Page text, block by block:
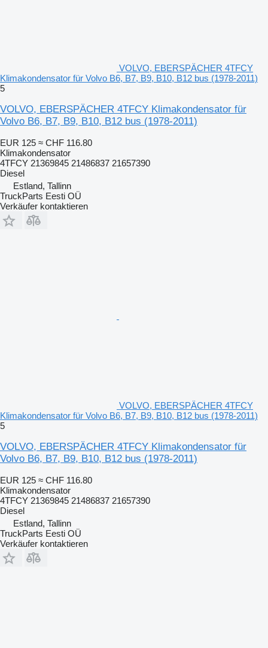
VOLVO, EBERSPÄCHER 4TFCY
Klimakondensator für Volvo B6, B7, B9, B10, B12 bus (1978-2011)
5
VOLVO, EBERSPÄCHER 4TFCY Klimakondensator für
Volvo B6, B7, B9, B10, B12 bus (1978-2011)
EUR 125 ≈ CHF 116.80
Klimakondensator
4TFCY 21369845 21486837 21657390
Diesel
Estland, Tallinn
TruckParts Eesti OÜ
Verkäufer kontaktieren
VOLVO, EBERSPÄCHER 4TFCY
Klimakondensator für Volvo B6, B7, B9, B10, B12 bus (1978-2011)
5
VOLVO, EBERSPÄCHER 4TFCY Klimakondensator für
Volvo B6, B7, B9, B10, B12 bus (1978-2011)
EUR 125 ≈ CHF 116.80
Klimakondensator
4TFCY 21369845 21486837 21657390
Diesel
Estland, Tallinn
TruckParts Eesti OÜ
Verkäufer kontaktieren